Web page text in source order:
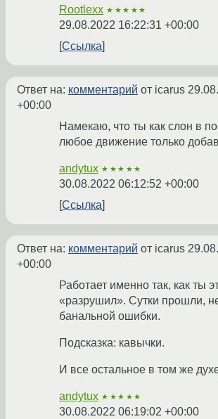
Rootlexx ★★★★★
29.08.2022 16:22:31 +00:00
Ссылка
Ответ на: комментарий от icarus
+00:00
Намекаю, что ты как слон в
любое движение только
andytux ★★★★★
30.08.2022 06:12:52 +00:00
Ссылка
Ответ на: комментарий от icarus
+00:00
Работает именно так, как ты
«разрушил». Сутки прошли,
банальной ошибки.
Подсказка: кавычки.
И все остальное в том же
andytux ★★★★★
30.08.2022 06:19:02 +00:00